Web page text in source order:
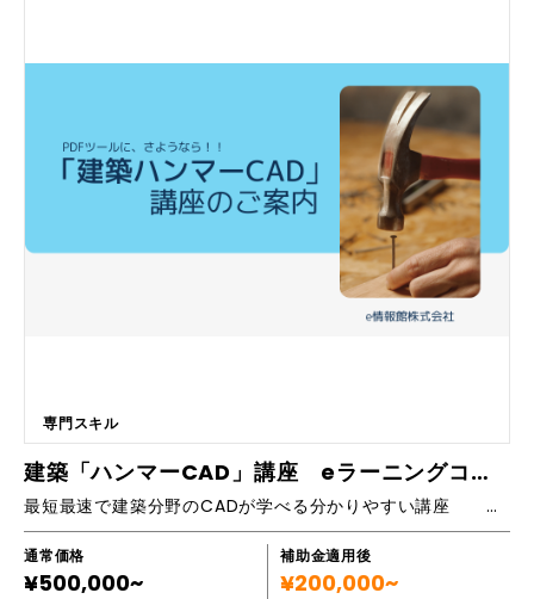
が、事業として成功するには様々な”ノウハウ”が重要です。技術力・営業
力に加え継続的に事業成功までの”ノウハウ”をお伝えします。 ■施工実績
等 https://sugisetsu.jp/ ■こんな企業様にお勧めです ・収益性の高
い新たな事業の導入を考えている企業様 ・将来性のある事業を探してい
る企業様 ・本業との相乗効果も見込める事業を探している企業様 ・営業
が苦手な経営者の方 ・従業員にやりがいや面白味のある仕事をやらせて
あげたい経営者の方 ・お客様との距離感が近く感謝される仕事を取り入
進み、かなりの成長や発展を遂げているとは考えられますが、まだまだ黎
明期と言える段階です。特にFC加盟などで個人として活動する方が多い
ても、事業として取り入れて数か月程度で安定収入が得られるわけではな
いからです。あくまでも将来的な事業の柱を構築したい！とお考えの企業
様にご検討頂きたいと考えています。 従来の事業が建設・住宅関係の企
業様であれば、本業との相乗効果も大きく期待できるものと思われます。
■研修内容一覧 【技術習得のサポート体系】 ・徹底した基本研修 ・様々
な素材まで応用できる技術の伝承 ・当初は不安と思われる現場対応まで
のサポート ・導入される企業様の実情に即した2人3脚的サポートを目的
専門スキル
建築「ハンマーCAD」講座 eラーニングコース
最短最速で建築分野のCADが学べる分かりやすい講座 （auto CAD / IJCAD 対応です。）
通常価格
¥500,000~
補助金適用後
¥200,000~